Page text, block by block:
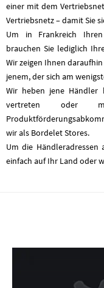
einer mit dem
Vertriebsnetz – damit Sie
Um in Frankreich
brauchen Sie lediglich
Wir zeigen Ihnen
jenem, der sich am
Wir heben jene Händler
vertreten oder
wir als Bordelet Stores.
Um die Händleradressen
einfach auf Ihr Land oder